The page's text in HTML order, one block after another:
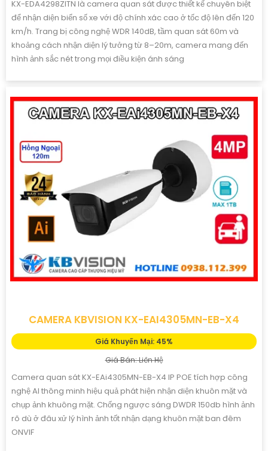
KX-EDA4298ZITN là camera quan sát được thiết kế chuyên biệt
để nhận diện biển số xe với độ chính xác cao ở tốc độ lên đến 120
km/h. Trang bị công nghệ WDR 140dB, tầm quan sát 60m và
khoảng cách nhận diện lý tưởng từ 8–20m, camera mang đến
hình ảnh sắc nét trong mọi điều kiện ánh sáng
CAMERA KBVISION KX-EAI4305MN-EB-X4
Giá Khuyến Mại: 45%
Giá Bán: Liên Hệ
Camera quan sát KX-EAi4305MN-EB-X4 IP POE tích hợp công
nghệ AI thông minh hiệu quả phát hiện nhận diện khuôn mặt và
chụp ảnh khuông mặt. Chống ngược sáng DWDR 150db hình ảnh
rõ dù ở đâu xử lý hình ảnh tốt nhận dạng khuôn mặt ban đêm
ONVIF